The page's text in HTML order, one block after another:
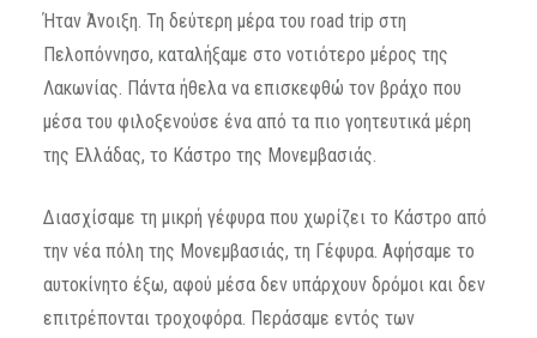
Ήταν Άνοιξη. Τη δεύτερη μέρα του road trip στη
Πελοπόννησο, καταλήξαμε στο νοτιότερο μέρος της
Λακωνίας. Πάντα ήθελα να επισκεφθώ τον βράχο που
μέσα του φιλοξενούσε ένα από τα πιο γοητευτικά μέρη
της Ελλάδας, το Κάστρο της Μονεμβασιάς.
Διασχίσαμε τη μικρή γέφυρα που χωρίζει το Κάστρο από
την νέα πόλη της Μονεμβασιάς, τη Γέφυρα. Αφήσαμε το
αυτοκίνητο έξω, αφού μέσα δεν υπάρχουν δρόμοι και δεν
επιτρέπονται τροχοφόρα. Περάσαμε εντός των